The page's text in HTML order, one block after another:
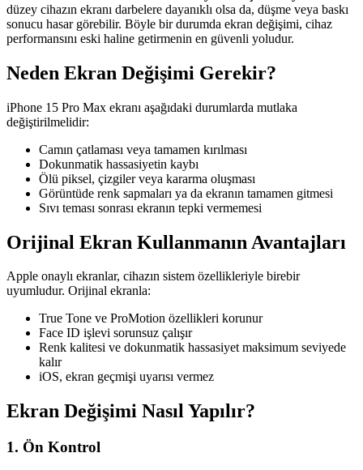
düzey cihazın ekranı darbelere dayanıklı olsa da, düşme veya baskı
sonucu hasar görebilir. Böyle bir durumda ekran değişimi, cihaz
performansını eski haline getirmenin en güvenli yoludur.
Neden Ekran Değişimi Gerekir?
iPhone 15 Pro Max ekranı aşağıdaki durumlarda mutlaka
değiştirilmelidir:
Camın çatlaması veya tamamen kırılması
Dokunmatik hassasiyetin kaybı
Ölü piksel, çizgiler veya kararma oluşması
Görüntüde renk sapmaları ya da ekranın tamamen gitmesi
Sıvı teması sonrası ekranın tepki vermemesi
Orijinal Ekran Kullanmanın Avantajları
Apple onaylı ekranlar, cihazın sistem özellikleriyle birebir
uyumludur. Orijinal ekranla:
True Tone ve ProMotion özellikleri korunur
Face ID işlevi sorunsuz çalışır
Renk kalitesi ve dokunmatik hassasiyet maksimum seviyede
kalır
iOS, ekran geçmişi uyarısı vermez
Ekran Değişimi Nasıl Yapılır?
1. Ön Kontrol